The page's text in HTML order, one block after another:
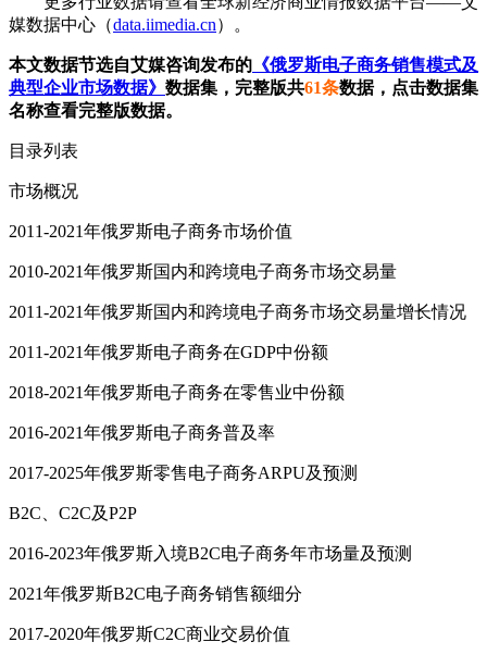
媒数据中心（data.iimedia.cn）。
本文数据节选自艾媒咨询发布的 《俄罗斯电子商务销售模式及
典型企业市场数据》 数据集，完整版共61条数据，点击数据集
名称查看完整版数据。
目录列表
市场概况
2011-2021年俄罗斯电子商务市场价值
2010-2021年俄罗斯国内和跨境电子商务市场交易量
2011-2021年俄罗斯国内和跨境电子商务市场交易量增长情况
2011-2021年俄罗斯电子商务在GDP中份额
2018-2021年俄罗斯电子商务在零售业中份额
2016-2021年俄罗斯电子商务普及率
2017-2025年俄罗斯零售电子商务ARPU及预测
B2C、C2C及P2P
2016-2023年俄罗斯入境B2C电子商务年市场量及预测
2021年俄罗斯B2C电子商务销售额细分
2017-2020年俄罗斯C2C商业交易价值